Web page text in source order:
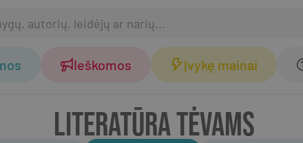
Ieškomos Įvykę mainai
LITERATŪRA TĖVAMS